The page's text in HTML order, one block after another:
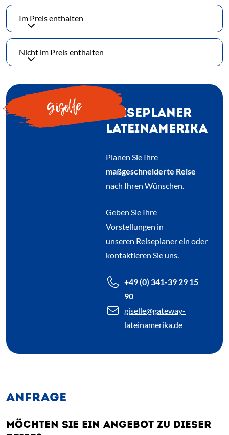
Im Preis enthalten
Nicht im Preis enthalten
Giselle
REISEPLANER
LATEINAMERIKA
Planen Sie Ihre
maßgeschneiderte Reise
nach Ihren Wünschen.
Geben Sie Ihre
Vorstellungen in
unseren Reiseplanerein oder
kontaktieren Sie uns.
+49 (0) 341-39 29 15
90
giselle@gateway-
lateinamerika.de
ANFRAGE
MÖCHTEN SIE EIN ANGEBOT ZU DIESER